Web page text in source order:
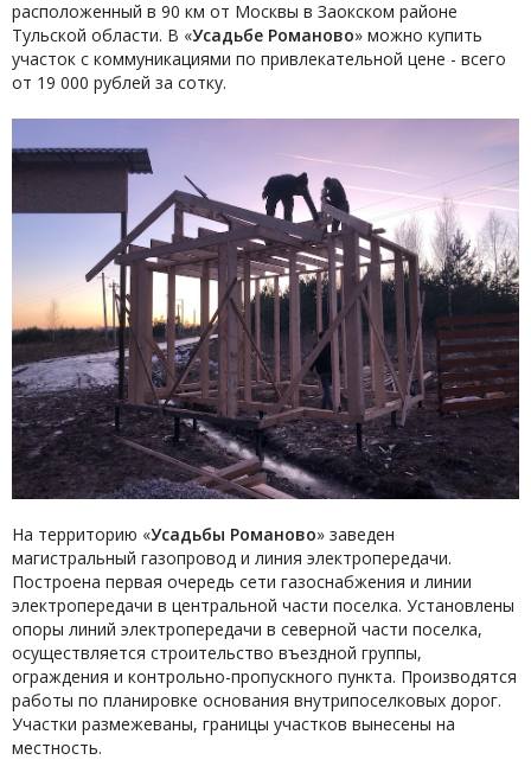
расположенный в 90 км от Москвы в Заокском районе
Тульской области. В «Усадьбе Романово» можно купить
участок с коммуникациями по привлекательной цене - всего
от 19 000 рублей за сотку.
На территорию «Усадьбы Романово» заведен
магистральный газопровод и линия электропередачи.
Построена первая очередь сети газоснабжения и линии
электропередачи в центральной части поселка. Установлены
опоры линий электропередачи в северной части поселка,
осуществляется строительство въездной группы,
ограждения и контрольно-пропускного пункта. Производятся
работы по планировке основания внутрипоселковых дорог.
Участки размежеваны, границы участков вынесены на
местность.